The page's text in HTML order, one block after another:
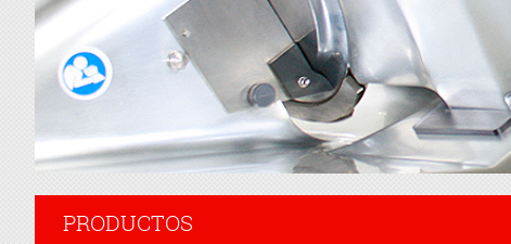
PRODUCTOS